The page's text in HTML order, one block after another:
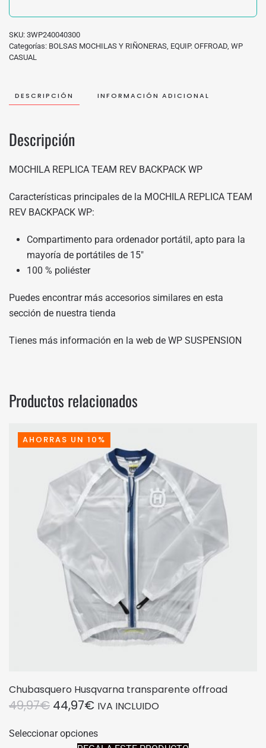
SKU: 3WP240040300
Categorías: BOLSAS MOCHILAS Y RIÑONERAS, EQUIP. OFFROAD, WP
CASUAL
DESCRIPCIÓN INFORMACIÓN ADICIONAL
Descripción
MOCHILA REPLICA TEAM REV BACKPACK WP
Características principales de la MOCHILA REPLICA TEAM
REV BACKPACK WP:
Compartimento para ordenador portátil, apto para la
mayoría de portátiles de 15″
100 % poliéster
Puedes encontrar más accesorios similares en esta
sección de nuestra tienda
Tienes más información en la web de WP SUSPENSION
Productos relacionados
AHORRAS UN 10%
Chubasquero Husqvarna transparente offroad
49,97€ EL
ORIGINAL
44,97€EL
ACTUAL
IVA INCLUIDO
Seleccionar opcionesproducto